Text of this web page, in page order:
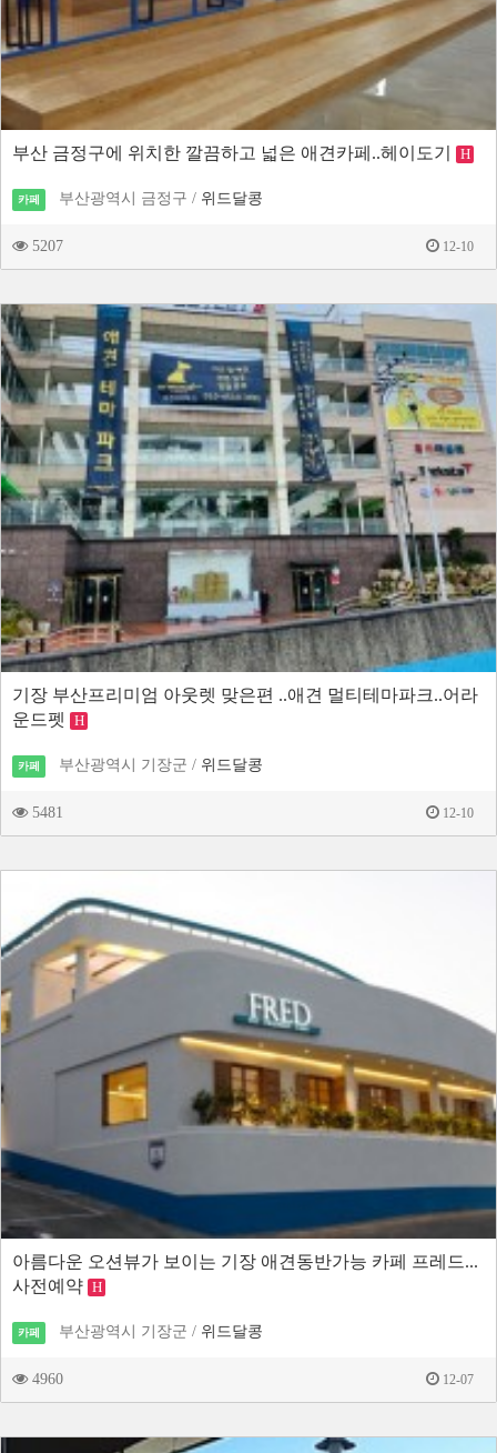
부산 금정구에 위치한 깔끔하고 넓은 애견카페..헤이도기 H
카페 부산광역시 금정구 / 위드달콩
5207 12-10
기장 부산프리미엄 아웃렛 맞은편 ..애견 멀티테마파크..어라
운드펫
H
카페 부산광역시 기장군 / 위드달콩
5481 12-10
아름다운 오션뷰가 보이는 기장 애견동반가능 카페 프레드...
사전예약 H
카페 부산광역시 기장군 / 위드달콩
4960 12-07